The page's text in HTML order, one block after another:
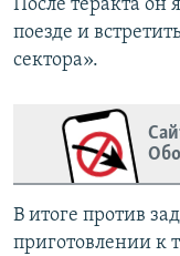
После теракта он
поезде и
сектора».
В итоге против
приготовлении к